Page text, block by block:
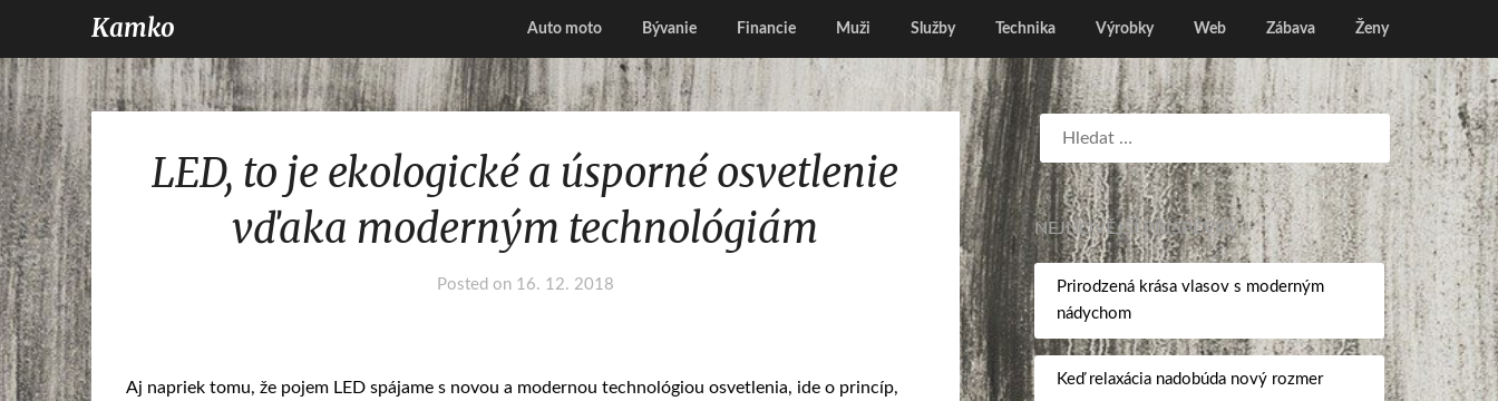
Kamko Auto moto Bývanie Financie Muži Služby Technika Výrobky Web Zábava Ženy
LED, to je ekologické a úsporné osvetlenie
vďaka moderným technológiám
Posted on 16. 12. 2018
Aj napriek tomu, že pojem LED spájame s novou a modernou technológiou osvetlenia, ide o princíp,
NEJNOVĚJŠÍ PŘÍSPĚVKY
Prirodzená krása vlasov s moderným
nádychom
Keď relaxácia nadobúda nový rozmer